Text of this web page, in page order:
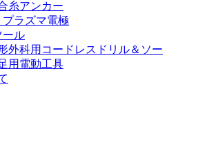
糸アンカー
プラズマ電極
ール
外科用コードレスドリル＆ソー
用電動工具